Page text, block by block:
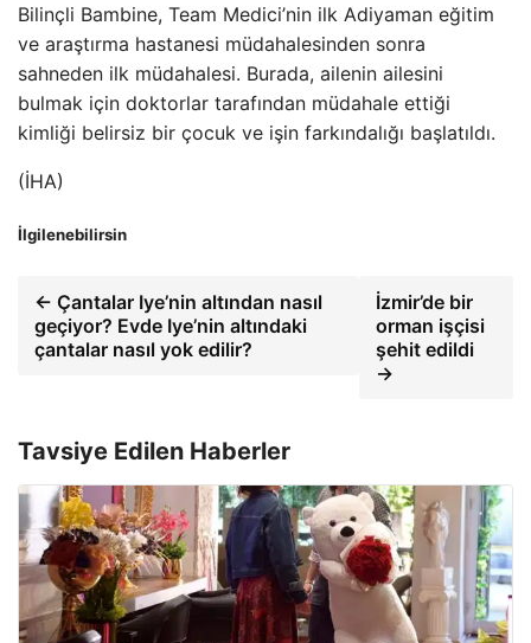
Bilinçli Bambine, Team Medici’nin ilk Adiyaman eğitim
ve araştırma hastanesi müdahalesinden sonra
sahneden ilk müdahalesi. Burada, ailenin ailesini
bulmak için doktorlar tarafından müdahale ettiği
kimliği belirsiz bir çocuk ve işin farkındalığı başlatıldı.
(İHA)
İlgilenebilirsin
← Çantalar Iye’nin altından nasıl
geçiyor? Evde Iye’nin altındaki
çantalar nasıl yok edilir?
İzmir’de bir
orman işçisi
şehit edildi
→
Tavsiye Edilen Haberler